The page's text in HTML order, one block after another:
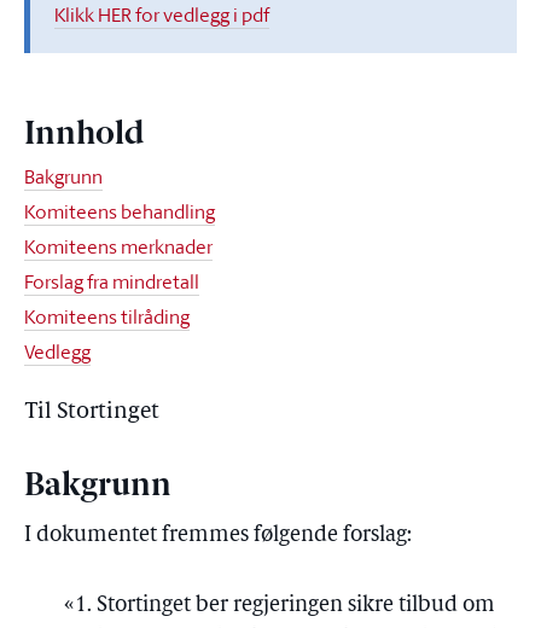
Klikk HER for vedlegg i pdf
Innhold
Bakgrunn
Komiteens behandling
Komiteens merknader
Forslag fra mindretall
Komiteens tilråding
Vedlegg
Til Stortinget
Bakgrunn
I dokumentet fremmes følgende forslag:
Stortinget ber regjeringen sikre tilbud om